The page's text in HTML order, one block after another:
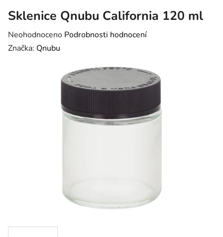
Sklenice Qnubu California 120 ml
Průměrné hodnocení produktu je 0,0 z 5 hvězdiček.
Neohodnoceno Podrobnosti hodnocení
Značka: Qnubu